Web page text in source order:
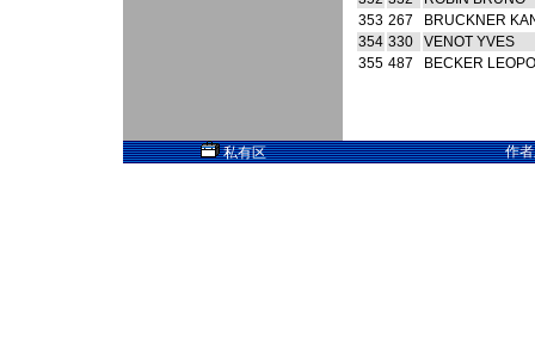
353 267
BRUCKNER
354 330
VENOT YVES
355 487 BECKER
私有区 作